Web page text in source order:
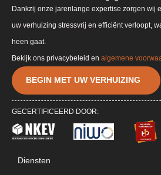
Dankzij onze jarenlange expertise zorgen wij
uw verhuizing stressvrij en efficiënt verloopt,
heen gaat.
BEGIN MET UW VERHUIZING
GECERTIFICEERD DOOR:
Diensten
Bekijk ons privacybeleid en algemene